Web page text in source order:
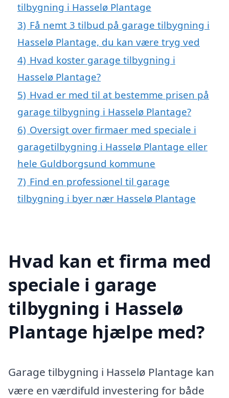
tilbygning i Hasselø Plantage
3) Få nemt 3 tilbud på garage tilbygning i
Hasselø Plantage, du kan være tryg ved
4) Hvad koster garage tilbygning i
Hasselø Plantage?
5) Hvad er med til at bestemme prisen på
garage tilbygning i Hasselø Plantage?
6) Oversigt over firmaer med speciale i
garagetilbygning i Hasselø Plantage eller
hele Guldborgsund kommune
7) Find en professionel til garage
tilbygning i byer nær Hasselø Plantage
Hvad kan et firma med
speciale i garage
tilbygning i Hasselø
Plantage hjælpe med?
Garage tilbygning i Hasselø Plantage kan
være en værdifuld investering for både